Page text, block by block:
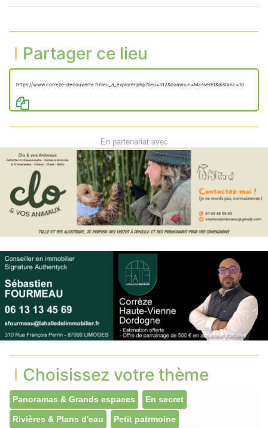
Partager ce lieu
https://www.correze-decouverte.fr/lieu_a_explorer.php?lieu=317&commun=Masseret&distanc=10
En partenariat avec
Choisissez votre thème
Panoramas & Grands espaces En secret
Rivières & Plans d'eau Petit patrmoine